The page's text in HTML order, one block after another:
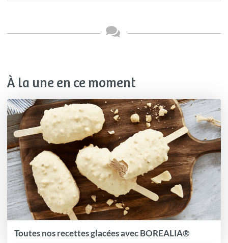
À la une en ce moment
Toutes nos recettes glacées avec BOREALIA®